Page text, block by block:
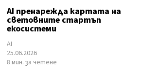
AI пренарежда картата на
световните стартъп
екосистеми
AI
25.06.2026
8 мин. за четене